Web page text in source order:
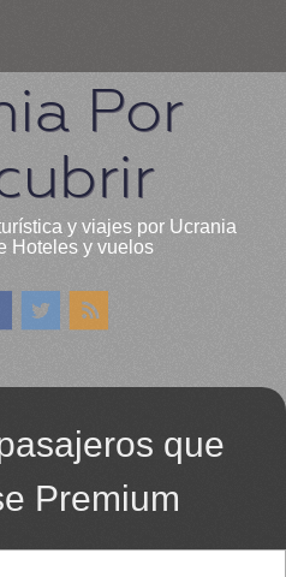
Por
y viajes por Ucrania
Hoteles y vuelos
que
Premium